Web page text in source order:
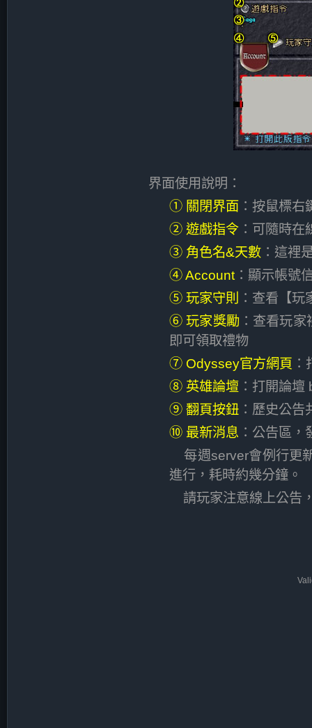
界面使用說明：
① 關閉界面 ：按鼠標右
② 遊戲指令 ：可隨時
③ 角色名&天數 ：這裡
④ Account：顯示帳號
⑤ 玩家守則
：查看【玩
⑥ 玩家獎勵 ：查看玩
即可領取禮物
⑦ Odyssey官方網頁
⑧ 英雄論壇 ：打開論
⑨ 翻頁按鈕 ：歷史公告
⑩ 最新消息 ：公告區
每週server會例行更
進行，耗時約幾分鐘。
請玩家注意線上公告